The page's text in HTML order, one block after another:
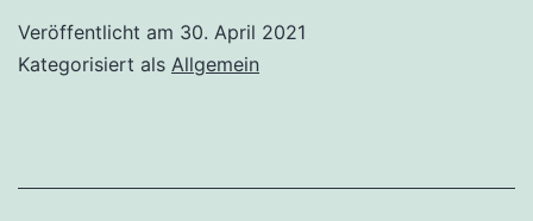
Veröffentlicht am 30. April 2021
Kategorisiert als Allgemein